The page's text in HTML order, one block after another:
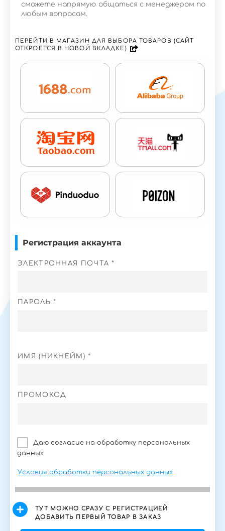
сможете напрямую общаться с менеджером по
любым вопросам.
ПЕРЕЙТИ В МАГАЗИН ДЛЯ ВЫБОРА ТОВАРОВ (САЙТ
ОТКРОЕТСЯ В НОВОЙ ВКЛАДКЕ)
Регистрация аккаунта
ЭЛЕКТРОННАЯ ПОЧТА *
ПАРОЛЬ *
ИМЯ (НИКНЕЙМ) *
ПРОМОКОД
Даю согласие на обработку персональных
данных
Условия обработки персональных данных
ТУТ МОЖНО СРАЗУ С РЕГИСТРАЦИЕЙ
ДОБАВИТЬ ПЕРВЫЙ ТОВАР В ЗАКАЗ